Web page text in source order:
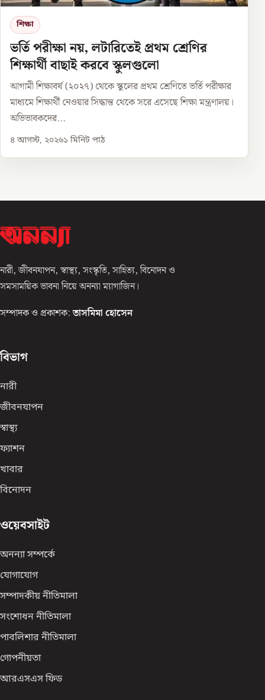
শিক্ষা
ভর্তি পরীক্ষা নয়, লটারিতেই প্রথম শ্রেণির
শিক্ষার্থী বাছাই করবে স্কুলগুলো
আগামী শিক্ষাবর্ষ (২০২৭) থেকে স্কুলের প্রথম শ্রেণিতে ভর্তি পরীক্ষার
মাধ্যমে শিক্ষার্থী নেওয়ার সিদ্ধান্ত থেকে সরে এসেছে শিক্ষা মন্ত্রণালয়।
অভিভাবকদের...
৪ আগস্ট, ২০২৬১ মিনিট পাঠ
নারী, জীবনযাপন, স্বাস্থ্য, সংস্কৃতি, সাহিত্য, বিনোদন ও
সমসাময়িক ভাবনা নিয়ে অনন্যা ম্যাগাজিন।
সম্পাদক ও প্রকাশক: তাসমিমা হোসেন
বিভাগ
নারী
জীবনযাপন
স্বাস্থ্য
ফ্যাশন
খাবার
বিনোদন
ওয়েবসাইট
অনন্যা সম্পর্কে
যোগাযোগ
সম্পাদকীয় নীতিমালা
সংশোধন নীতিমালা
পাবলিশার নীতিমালা
গোপনীয়তা
আরএসএস ফিড